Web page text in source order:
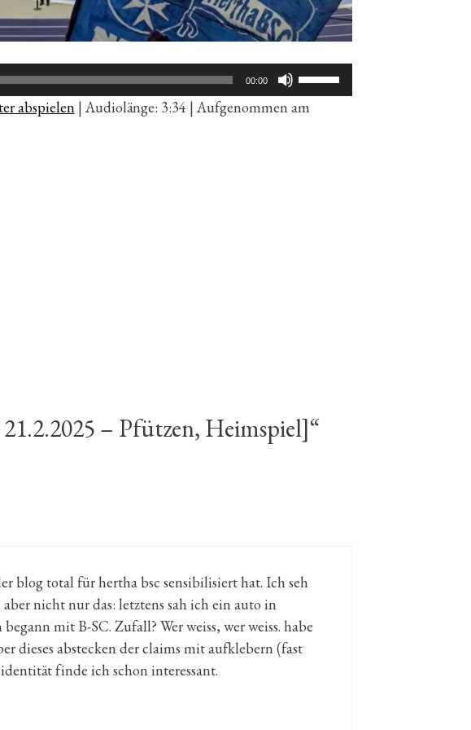
00:00
Pfeiltasten
Hoch/Runter
benutzen,
abspielen| Audiolänge: 3:34 | Aufgenommen am
– Pfützen, Heimspiel]“
blog total für hertha bsc sensibilisiert hat. Ich seh
nicht nur das: letztens sah ich ein auto in
mit B-SC. Zufall? Wer weiss, wer weiss. habe
dieses abstecken der claims mit aufklebern (fast
finde ich schon interessant.